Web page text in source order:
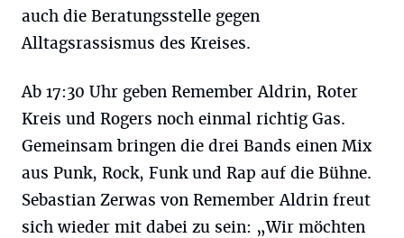
auch die Beratungsstelle gegen
Alltagsrassismus des Kreises.
Ab 17:30 Uhr geben Remember Aldrin, Roter
Kreis und Rogers noch einmal richtig Gas.
Gemeinsam bringen die drei Bands einen Mix
aus Punk, Rock, Funk und Rap auf die Bühne.
Sebastian Zerwas von Remember Aldrin freut
sich wieder mit dabei zu sein: „Wir möchten